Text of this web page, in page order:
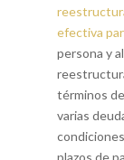
efectiva
persona y
términos
varias